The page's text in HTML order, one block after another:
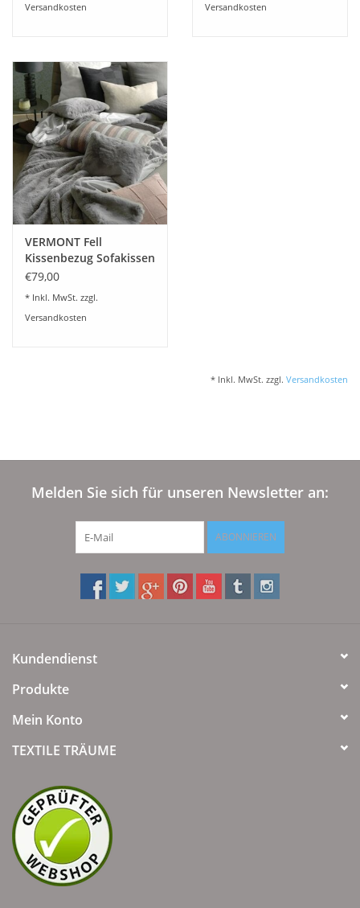
Vertrag widerrufen
Tel.0049(0)7322-919376
Blog-Aktuelles
Marken
Versandkosten
Versandkosten
VERMONT Fell
Kissenbezug Sofakissen
Fellimitat-3 Größen
€79,00
* Inkl. MwSt. zzgl.
Versandkosten
* Inkl. MwSt. zzgl. Versandkosten
Melden Sie sich für unseren Newsletter an:
ABONNIEREN
Kundendienst
Produkte
Mein Konto
TEXTILE TRÄUME